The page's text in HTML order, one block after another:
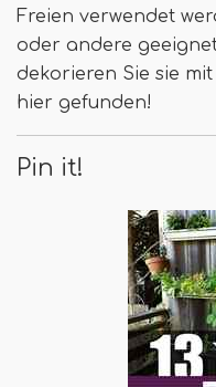
Freien verwendet
oder andere
dekorieren Sie sie
hier gefunden!
Pin it!